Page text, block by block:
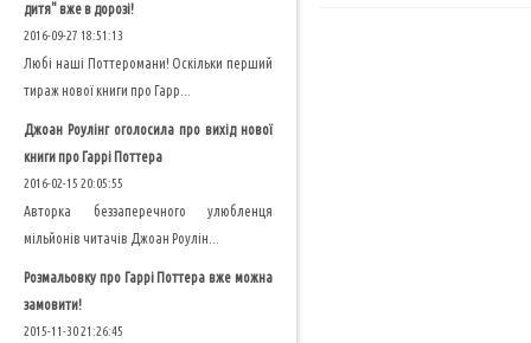
дитя" вже в дорозі!
2016-09-27 18:51:13
Любі наші Поттеромани! Оскільки перший
тираж нової книги про Гарр...
Джоан Роулінг оголосила про вихід нової
книги про Гаррі Поттера
2016-02-15 20:05:55
Авторка беззаперечного улюбленця
мільйонів читачів Джоан Роулін...
Розмальовку про Гаррі Поттера вже можна
замовити!
2015-11-30 21:26:45